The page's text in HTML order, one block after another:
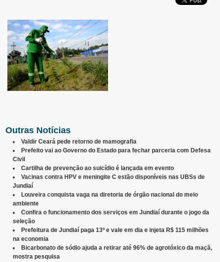
Outras Notícias
Valdir Ceará pede retorno de mamografia
Prefeito vai ao Governo do Estado para fechar parceria com Defesa
Civil
Cartilha de prevenção ao suicídio é lançada em evento
Vacinas contra HPV e meningite C estão disponíveis nas UBSs de
Jundiaí
Louveira conquista vaga na diretoria de órgão nacional do meio
ambiente
Confira o funcionamento dos serviços em Jundiaí durante o jogo da
seleção
Prefeitura de Jundiaí paga 13º e vale em dia e injeta R$ 115 milhões
na economia
Bicarbonato de sódio ajuda a retirar até 96% de agrotóxico da maçã,
mostra pesquisa